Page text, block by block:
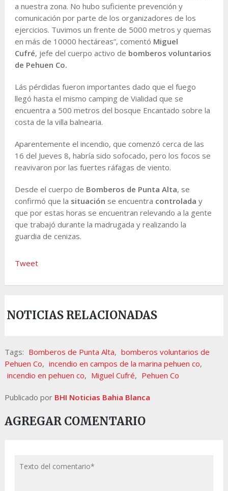
a nuestra zona. No hubo suficiente prevención y
comunicación por parte de los organizadores de los
ejercicios. Tuvimos un frente de 5000 metros y quemas
en más de 10000 hectáreas”, comentó Miguel
Cufré, jefe del cuerpo activo de bomberos voluntarios
de Pehuen Co.
Lás pérdidas fueron importantes dado que el fuego
llegó hasta el mismo camping de Vialidad que se
encuentra a 500 metros del bosque Encantado sobre la
costa de la villa balnearia.
Aparentemente el incendio, que comenzó cerca de las
16 del Jueves 8, habría sido sofocado, pero los focos se
reavivaron por las fuertes ráfagas de viento.
Desde el cuerpo de Bomberos de Punta Alta, se
confirmó que la situación se encuentra controlada y
que por estas horas se encuentran relevando a la gente
que trabajó durante la madrugada y realizando la
guardia de cenizas.
Tweet
NOTICIAS RELACIONADAS
Tags: Bomberos de Punta Alta, bomberos voluntarios de
Pehuen Co, incendio en campos de la marina pehuen co,
incendio en pehuen co, Miguel Cufré, Pehuen Co
Publicado por BHI Noticias Bahia Blanca
AGREGAR COMENTARIO